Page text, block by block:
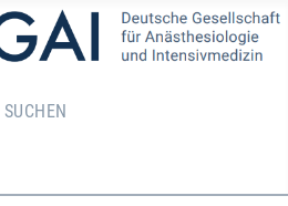
SUCHEN